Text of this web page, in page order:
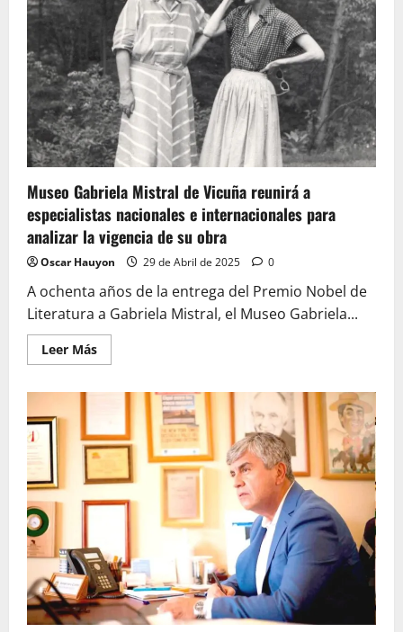
avanzamos
en
dignidad
para
las
y
los
trabajadores
Museo Gabriela Mistral de Vicuña reunirá a
especialistas nacionales e internacionales para
analizar la vigencia de su obra
Oscar Hauyon 29 de Abril de 2025 0
A ochenta años de la entrega del Premio Nobel de
Literatura a Gabriela Mistral, el Museo Gabriela...
Leer MásLeer
más
Museo
Gabriela
de
Vicuña
reunirá
a
especialistas
nacionales
internacionales
analizar
la
vigencia
de
su
obra